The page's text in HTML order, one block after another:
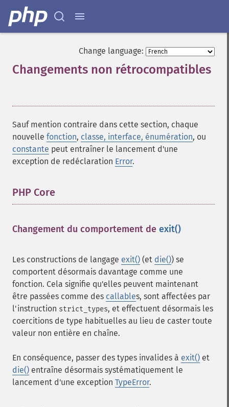
Change language:
Changements non rétrocompatibles
Sauf mention contraire dans cette section, chaque
nouvelle fonction, classe, interface, énumération, ou
constante peut entraîner le lancement d'une
exception de redéclaration Error.
PHP Core
Changement du comportement de exit()
Les constructions de langage exit() (et die()) se
comportent désormais davantage comme une
fonction. Cela signifie qu'elles peuvent maintenant
être passées comme des callables, sont affectées par
l'instruction strict_types, et effectuent désormais les
coercitions de type habituelles au lieu de caster toute
valeur non entière en chaîne.
En conséquence, passer des types invalides à exit() et
die() entraîne désormais systématiquement le
lancement d'une exception TypeError.